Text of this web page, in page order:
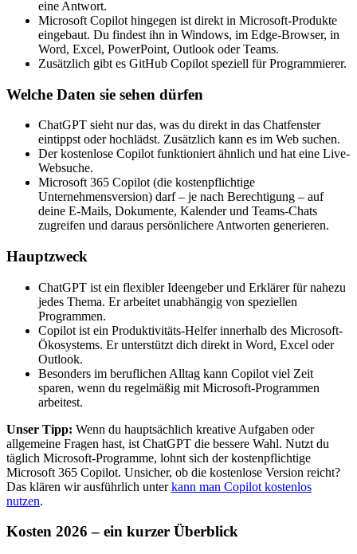
eine Antwort.
Microsoft Copilot hingegen ist direkt in Microsoft-Produkte
eingebaut. Du findest ihn in Windows, im Edge-Browser, in
Word, Excel, PowerPoint, Outlook oder Teams.
Zusätzlich gibt es GitHub Copilot speziell für Programmierer.
Welche Daten sie sehen dürfen
ChatGPT sieht nur das, was du direkt in das Chatfenster
eintippst oder hochlädst. Zusätzlich kann es im Web suchen.
Der kostenlose Copilot funktioniert ähnlich und hat eine Live-
Websuche.
Microsoft 365 Copilot (die kostenpflichtige
Unternehmensversion) darf – je nach Berechtigung – auf
deine E-Mails, Dokumente, Kalender und Teams-Chats
zugreifen und daraus persönlichere Antworten generieren.
Hauptzweck
ChatGPT ist ein flexibler Ideengeber und Erklärer für nahezu
jedes Thema. Er arbeitet unabhängig von speziellen
Programmen.
Copilot ist ein Produktivitäts-Helfer innerhalb des Microsoft-
Ökosystems. Er unterstützt dich direkt in Word, Excel oder
Outlook.
Besonders im beruflichen Alltag kann Copilot viel Zeit
sparen, wenn du regelmäßig mit Microsoft-Programmen
arbeitest.
Unser Tipp: Wenn du hauptsächlich kreative Aufgaben oder
allgemeine Fragen hast, ist ChatGPT die bessere Wahl. Nutzt du
täglich Microsoft-Programme, lohnt sich der kostenpflichtige
Microsoft 365 Copilot. Unsicher, ob die kostenlose Version reicht?
Das klären wir ausführlich unterkann man Copilot kostenlos
nutzen.
Kosten 2026 – ein kurzer Überblick